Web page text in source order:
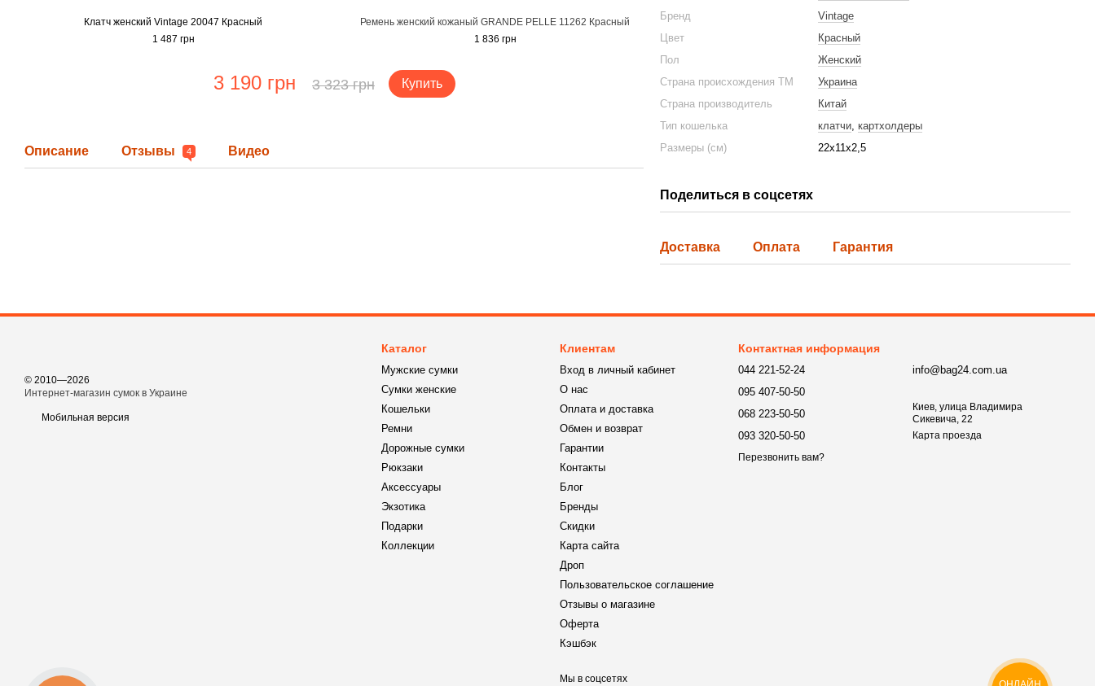
Клатч женский Vintage 20047 Красный
1 487 грн
Ремень женский кожаный GRANDE PELLE 11262 Красный
1 836 грн
3 190 грн 3 323 грн Купить
Клатч женский Vintage 20047 Красный
1 719 грн
Описание Отзывы 4 Видео
Бренд
Vintage
Цвет
Красный
Пол
Женский
Страна происхождения ТМ
Украина
Страна производитель
Китай
Тип кошелька
клатчи,картхолдеры
Размеры (см)
22х11х2,5
Поделиться в соцсетях
Доставка Оплата Гарантия
© 2010—2026
Интернет-магазин сумок в Украине
Мобильная версия
Каталог
Мужские сумки
Сумки женские
Кошельки
Ремни
Дорожные сумки
Рюкзаки
Аксессуары
Экзотика
Подарки
Коллекции
Клиентам
Вход в личный кабинет
О нас
Оплата и доставка
Обмен и возврат
Гарантии
Контакты
Блог
Бренды
Скидки
Карта сайта
Дроп
Пользовательское соглашение
Отзывы о магазине
Оферта
Кэшбэк
Мы в соцсетях
Контактная информация
044 221-52-24
095 407-50-50
068 223-50-50
093 320-50-50
Перезвонить вам?
info@bag24.com.ua
Киев, улица Владимира
Сикевича, 22
Карта проезда